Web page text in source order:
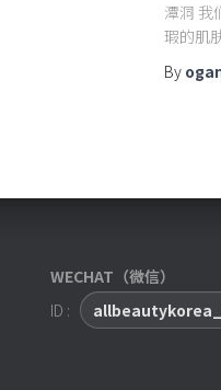
潭洞 我
瑕的肌
By
WECHAT（微信）
ID :